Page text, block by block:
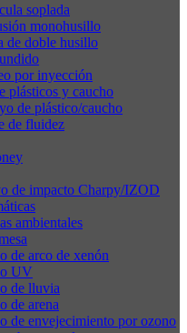
soplada
monohusillo
de doble husillo
por inyección
plásticos y caucho
de plástico/caucho
de fluidez
de impacto Charpy/IZOD
ambientales
de arco de xenón
UV
de lluvia
de arena
de envejecimiento por ozono